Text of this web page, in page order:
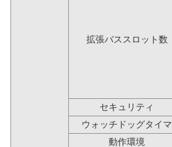
拡張バススロット数
セキュリティ
ウォッチドッグタイマ
動作環境